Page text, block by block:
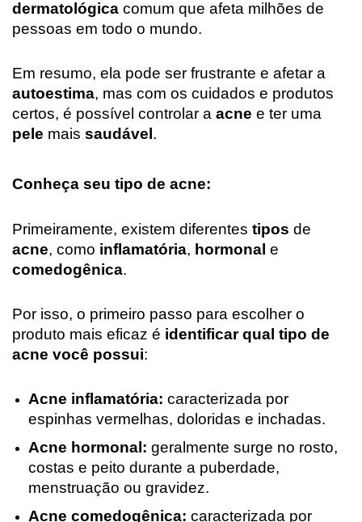
dermatológica comum que afeta milhões de
pessoas em todo o mundo.
Em resumo, ela pode ser frustrante e afetar a
autoestima, mas com os cuidados e produtos
certos, é possível controlar a acne e ter uma
pele mais saudável .
Conheça seu tipo de acne:
Primeiramente, existem diferentes tipos de
acne, como inflamatória, hormonal e
comedogênica.
Por isso, o primeiro passo para escolher o
produto mais eficaz é identificar qual tipo de
acne você possui:
Acne inflamatória: caracterizada por
espinhas vermelhas, doloridas e inchadas.
Acne hormonal: geralmente surge no rosto,
costas e peito durante a puberdade,
menstruação ou gravidez.
Acne comedogênica: caracterizada por